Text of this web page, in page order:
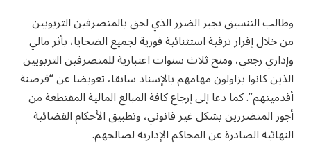
وطالب التنسيق بجبر الضرر الذي لحق بالمتصرفين التربويين
من خلال إقرار ترقية استثنائية فورية لجميع الضحايا، بأثر مالي
وإداري رجعي، ومنح ثلاث سنوات اعتبارية للمتصرفين التربويين
الذين كانوا يزاولون مهامهم بالإسناد سابقا، تعويضا عن “قرصنة
أقدميتهم”.كما دعا إلى إرجاع كافة المبالغ المالية المقتطعة من
أجور المتضررين بشكل غير قانوني، وتطبيق الأحكام القضائية
النهائية الصادرة عن المحاكم الإدارية لصالحهم.